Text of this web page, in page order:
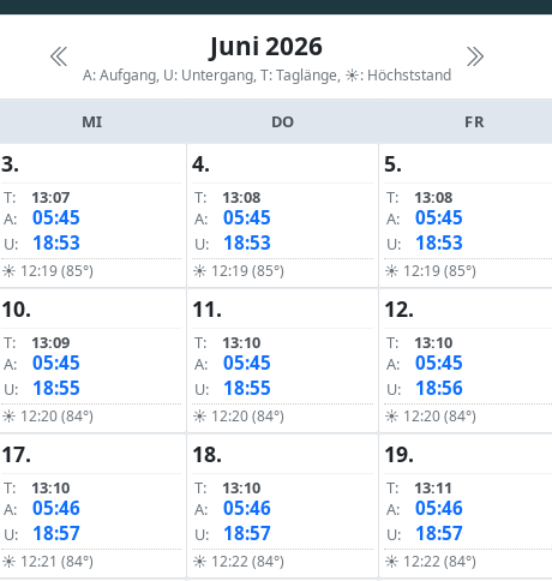
Juni 2026
A: Aufgang, U: Untergang, T: Taglänge, ☀: Höchststand
MI DO FR
3.
T:
13:07
A:
05:45
U: 18:53
☀ 12:19 (85°)
4.
T:
13:08
A:
05:45
U: 18:53
☀ 12:19 (85°)
5.
T:
13:08
A:
05:45
U: 18:53
☀ 12:19 (85°)
10.
T:
13:09
A:
05:45
U: 18:55
☀ 12:20 (84°)
11.
T:
13:10
A:
05:45
U: 18:55
☀ 12:20 (84°)
12.
T:
13:10
A:
05:45
U: 18:56
☀ 12:20 (84°)
17.
T:
13:10
A:
05:46
U: 18:57
☀ 12:21 (84°)
18.
T:
13:10
A:
05:46
U: 18:57
☀ 12:22 (84°)
19.
T:
13:11
A:
05:46
U: 18:57
☀ 12:22 (84°)